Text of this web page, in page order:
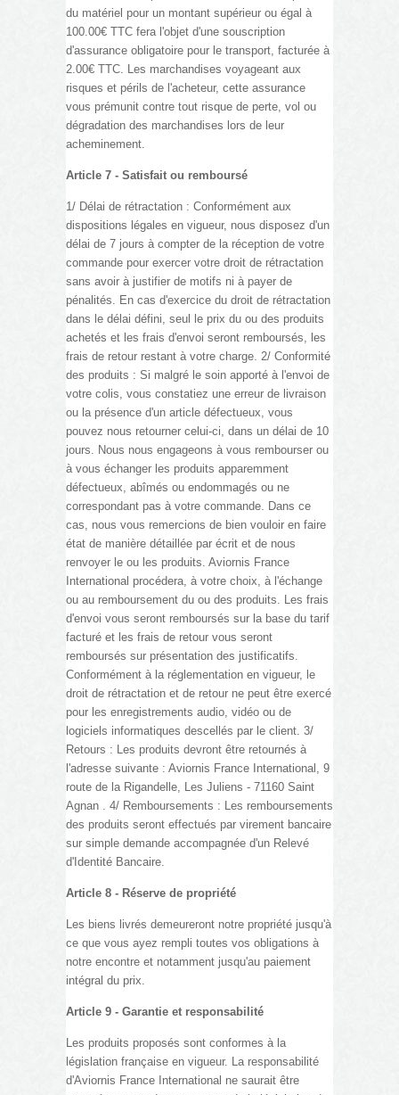
du matériel pour un montant supérieur ou égal à
100.00€ TTC fera l'objet d'une souscription
d'assurance obligatoire pour le transport, facturée à
2.00€ TTC. Les marchandises voyageant aux
risques et périls de l'acheteur, cette assurance
vous prémunit contre tout risque de perte, vol ou
dégradation des marchandises lors de leur
acheminement.
Article 7 - Satisfait ou remboursé
1/ Délai de rétractation : Conformément aux
dispositions légales en vigueur, nous disposez d'un
délai de 7 jours à compter de la réception de votre
commande pour exercer votre droit de rétractation
sans avoir à justifier de motifs ni à payer de
pénalités. En cas d'exercice du droit de rétractation
dans le délai défini, seul le prix du ou des produits
achetés et les frais d'envoi seront remboursés, les
frais de retour restant à votre charge. 2/ Conformité
des produits : Si malgré le soin apporté à l'envoi de
votre colis, vous constatiez une erreur de livraison
ou la présence d'un article défectueux, vous
pouvez nous retourner celui-ci, dans un délai de 10
jours. Nous nous engageons à vous rembourser ou
à vous échanger les produits apparemment
défectueux, abîmés ou endommagés ou ne
correspondant pas à votre commande. Dans ce
cas, nous vous remercions de bien vouloir en faire
état de manière détaillée par écrit et de nous
renvoyer le ou les produits. Aviornis France
International procédera, à votre choix, à l'échange
ou au remboursement du ou des produits. Les frais
d'envoi vous seront remboursés sur la base du tarif
facturé et les frais de retour vous seront
remboursés sur présentation des justificatifs.
Conformément à la réglementation en vigueur, le
droit de rétractation et de retour ne peut être exercé
pour les enregistrements audio, vidéo ou de
logiciels informatiques descellés par le client. 3/
Retours : Les produits devront être retournés à
l'adresse suivante : Aviornis France International, 9
route de la Rigandelle,
Les Juliens - 71160 Saint
Agnan . 4/ Remboursements : Les remboursements
des produits seront effectués par virement bancaire
sur simple demande accompagnée d'un Relevé
d'Identité Bancaire.
Article 8 - Réserve de propriété
Les biens livrés demeureront notre propriété jusqu'à
ce que vous ayez rempli toutes vos obligations à
notre encontre et notamment jusqu'au paiement
intégral du prix.
Article 9 - Garantie et responsabilité
Les produits proposés sont conformes à la
législation française en vigueur. La responsabilité
d'Aviornis France International ne saurait être